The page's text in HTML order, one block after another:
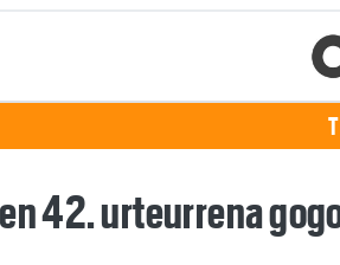
42. urteurrena